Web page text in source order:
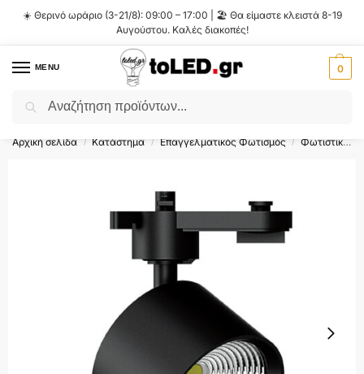
☀️ Θερινό ωράριο (3-21/8): 09:00 – 17:00 | 🏖️ Θα είμαστε κλειστά 8-19
Αυγούστου. Καλές διακοπές!
MENU 0
Flash Sale ⚡ 10% Έκπτωση με τον κωδικό
Αρχική σελίδα / Κατάστημα / Επαγγελματικός Φωτισμός / Φωτιστικά Ράγας